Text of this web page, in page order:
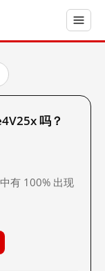
吗？
有 100% 出现